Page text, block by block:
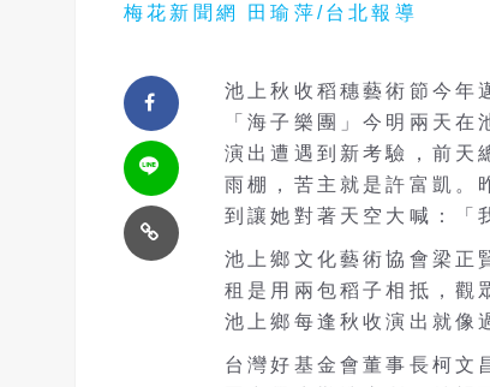
梅花新聞網 田瑜萍/台北報導
池上秋收稻穗藝術節今年
「海子樂團」今明兩天
演出遭遇到新考驗，前天
雨棚，苦主就是許富凱。
到讓她對著天空大喊：「
池上鄉文化藝術協會梁正
租是用兩包稻子相抵，觀
池上鄉每逢秋收演出就像
台灣好基金會董事長柯文